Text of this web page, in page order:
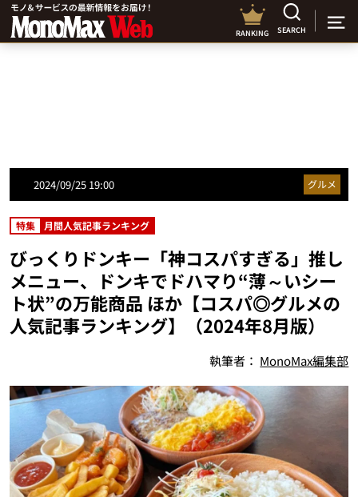
RANKING SEARCH
2024/09/25 19:00 グルメ
特集 月間人気記事ランキング
びっくりドンキー「神コスパすぎる」推し
メニュー、ドンキでドハマり“薄～いシー
ト状”の万能商品 ほか【コスパ◎グルメの
人気記事ランキング】（2024年8月版）
執筆者： MonoMax編集部